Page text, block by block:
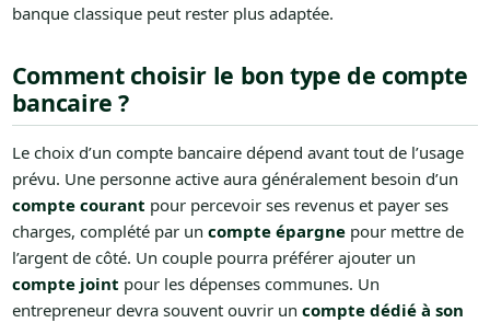
banque classique peut rester plus adaptée.
Comment choisir le bon type de compte
bancaire ?
Le choix d’un compte bancaire dépend avant tout de l’usage
prévu. Une personne active aura généralement besoin d’un
compte courant pour percevoir ses revenus et payer ses
charges, complété par un compte épargnepour mettre de
l’argent de côté. Un couple pourra préférer ajouter un
compte joint pour les dépenses communes. Un
entrepreneur devra souvent ouvrir un compte dédié à son